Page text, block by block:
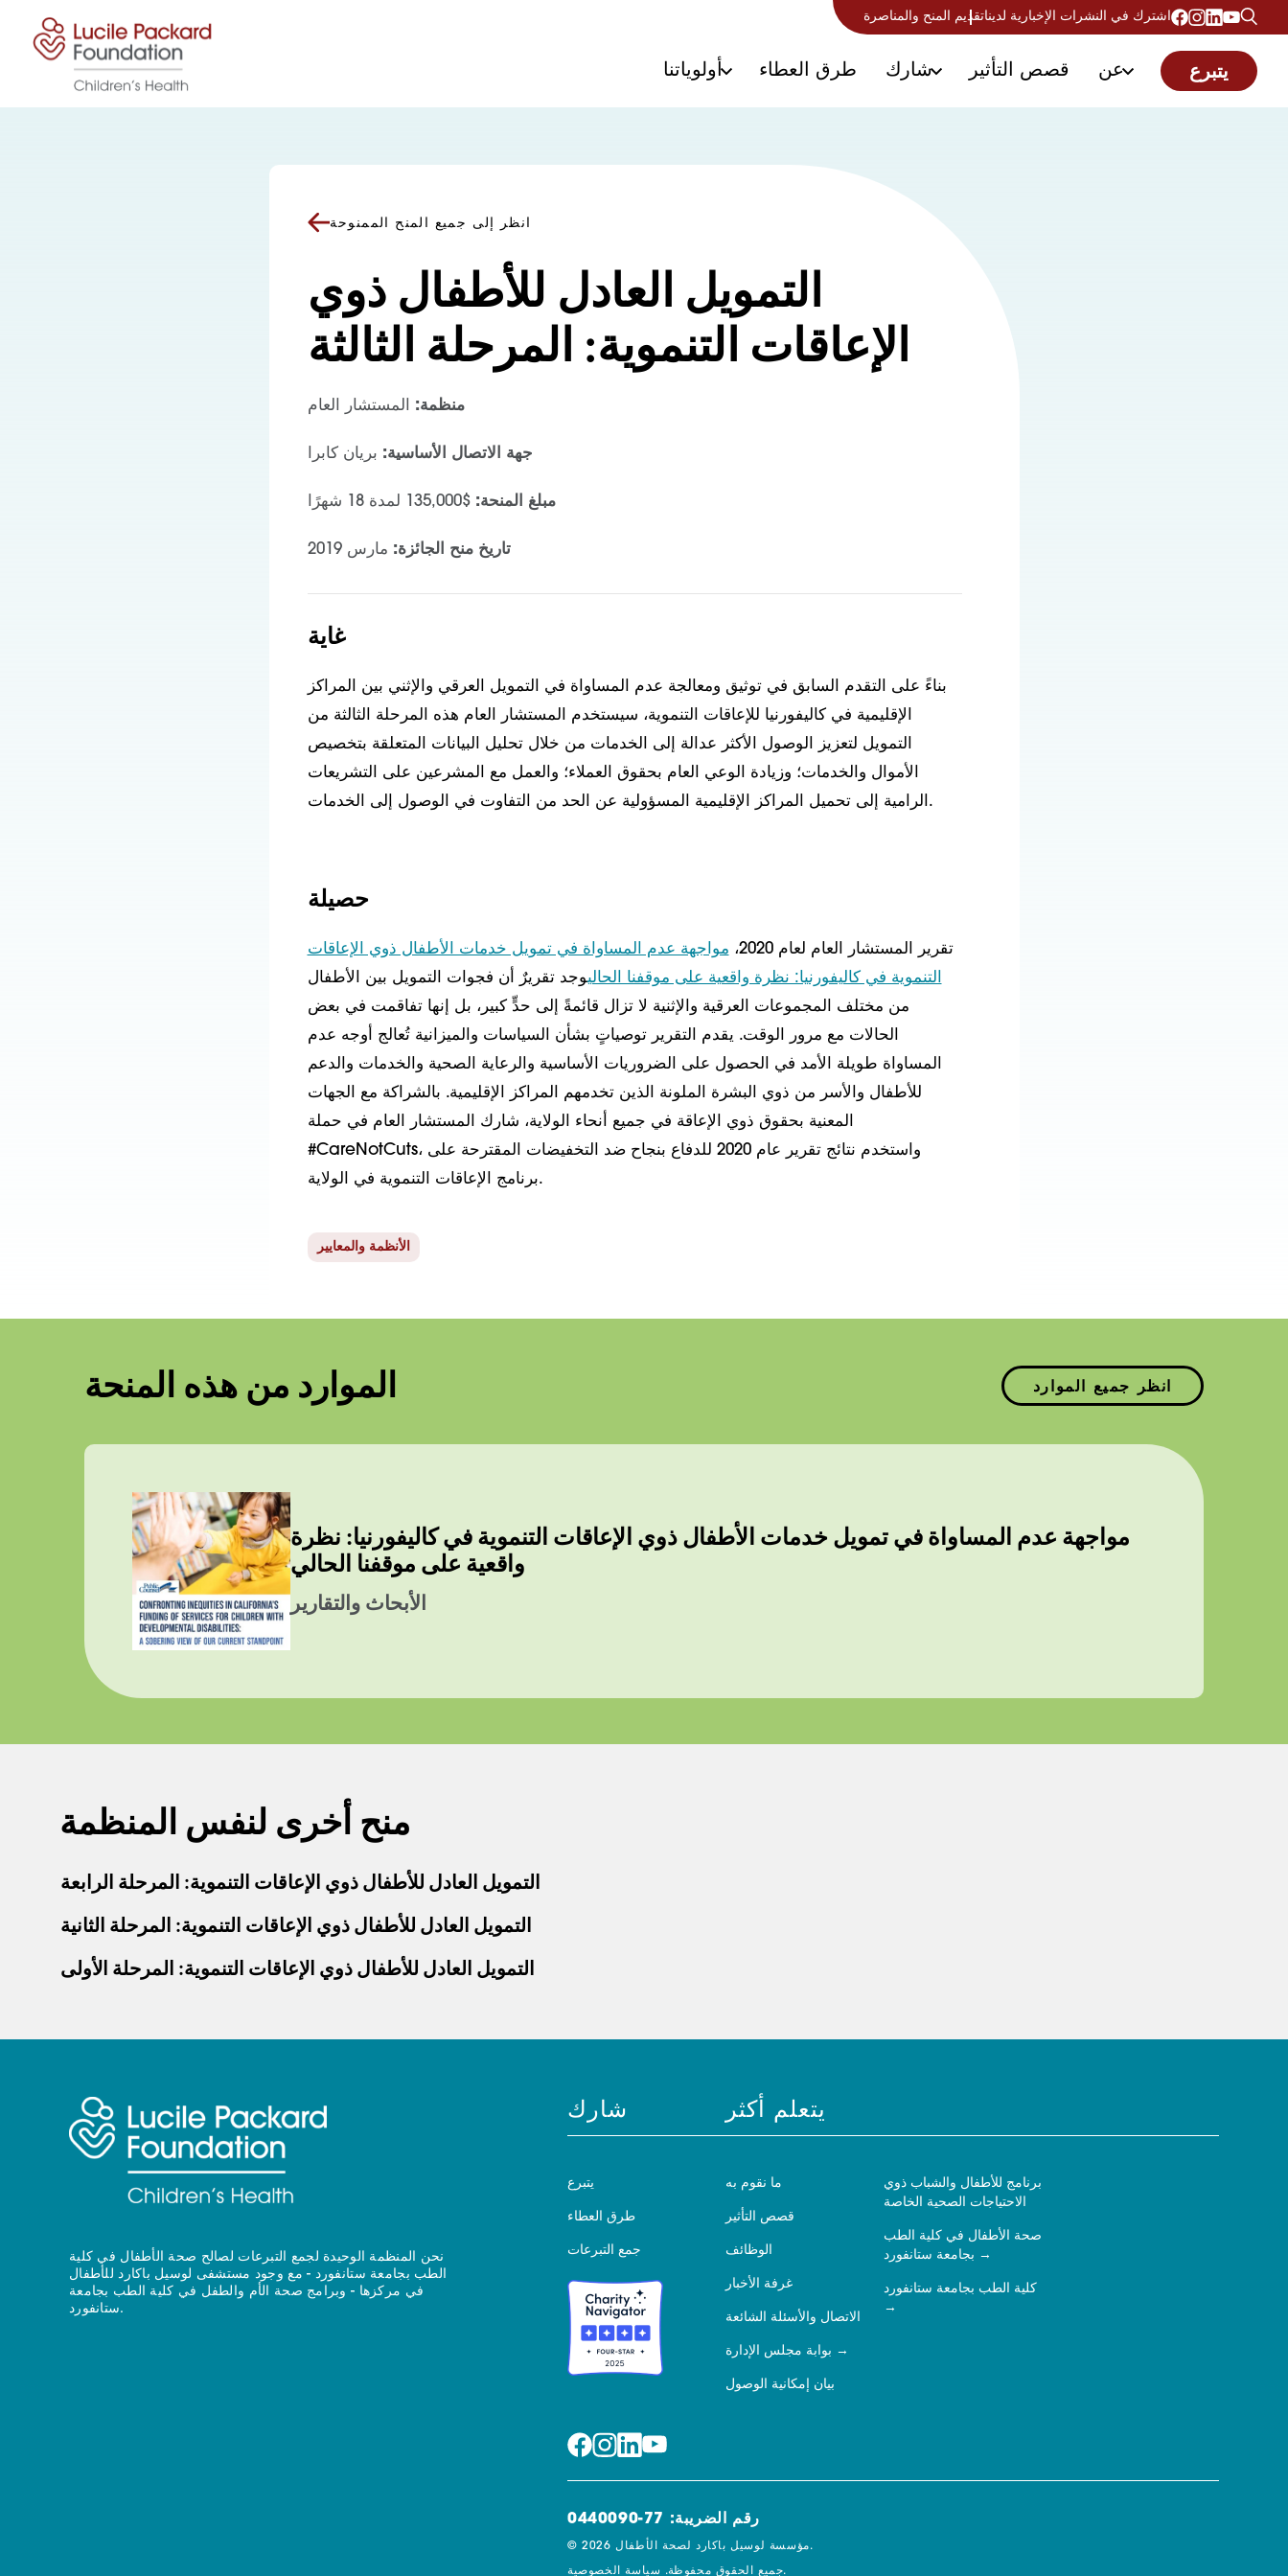
انتقل إلى المحتوى تقديم المنح والمناصرةاشترك في النشرات الإخبارية لدينا
أولوياتنا طرق العطاء شارك قصص التأثير عن يتبرع
انظر إلى جميع المنح الممنوحة
التمويل العادل للأطفال ذوي
الإعاقات التنموية: المرحلة الثالثة
منظمة: المستشار العام
جهة الاتصال الأساسية: بريان كابرا
مبلغ المنحة: $135,000 لمدة 18 شهرًا
تاريخ منح الجائزة: مارس 2019
غاية
بناءً على التقدم السابق في توثيق ومعالجة عدم المساواة في التمويل العرقي والإثني بين المراكز
الإقليمية في كاليفورنيا للإعاقات التنموية، سيستخدم المستشار العام هذه المرحلة الثالثة من
التمويل لتعزيز الوصول الأكثر عدالة إلى الخدمات من خلال تحليل البيانات المتعلقة بتخصيص
الأموال والخدمات؛ وزيادة الوعي العام بحقوق العملاء؛ والعمل مع المشرعين على التشريعات
الرامية إلى تحميل المراكز الإقليمية المسؤولية عن الحد من التفاوت في الوصول إلى الخدمات.
حصيلة
تقرير المستشار العام لعام 2020،
مواجهة عدم المساواة في تمويل خدمات الأطفال ذوي الإعاقات
التنموية في كاليفورنيا: نظرة واقعية على موقفنا الحاليوجد تقريرٌ أن فجوات التمويل بين الأطفال
من مختلف المجموعات العرقية والإثنية لا تزال قائمةً إلى حدٍّ كبير، بل إنها تفاقمت في بعض
الحالات مع مرور الوقت. يقدم التقرير توصياتٍ بشأن السياسات والميزانية تُعالج أوجه عدم
المساواة طويلة الأمد في الحصول على الضروريات الأساسية والرعاية الصحية والخدمات والدعم
للأطفال والأسر من ذوي البشرة الملونة الذين تخدمهم المراكز الإقليمية. بالشراكة مع الجهات
المعنية بحقوق ذوي الإعاقة في جميع أنحاء الولاية، شارك المستشار العام في حملة
#CareNotCuts، واستخدم نتائج تقرير عام 2020 للدفاع بنجاح ضد التخفيضات المقترحة على
برنامج الإعاقات التنموية في الولاية.
الأنظمة والمعايير
الموارد من هذه المنحة انظر جميع الموارد
مواجهة عدم المساواة في تمويل خدمات الأطفال ذوي الإعاقات التنموية في كاليفورنيا: نظرة
واقعية على موقفنا الحالي
الأبحاث والتقارير
منح أخرى لنفس المنظمة
التمويل العادل للأطفال ذوي الإعاقات التنموية: المرحلة الرابعة
التمويل العادل للأطفال ذوي الإعاقات التنموية: المرحلة الثانية
التمويل العادل للأطفال ذوي الإعاقات التنموية: المرحلة الأولى
نحن المنظمة الوحيدة لجمع التبرعات لصالح صحة الأطفال في كلية
الطب بجامعة ستانفورد - مع وجود مستشفى لوسيل باكارد للأطفال
في مركزها - وبرامج صحة الأم والطفل في كلية الطب بجامعة
ستانفورد.
شارك
يتبرع
طرق العطاء
جمع التبرعات
يتعلم أكثر
ما نقوم به
قصص التأثير
الوظائف
غرفة الأخبار
الاتصال والأسئلة الشائعة
بوابة مجلس الإدارة
بيان إمكانية الوصول
برنامج للأطفال والشباب ذوي
الاحتياجات الصحية الخاصة
صحة الأطفال في كلية الطب
بجامعة ستانفورد
كلية الطب بجامعة ستانفورد
رقم الضريبة: 77-0440090
© 2026 مؤسسة لوسيل باكارد لصحة الأطفال.
جميع الحقوق محفوظة.سياسة الخصوصية.